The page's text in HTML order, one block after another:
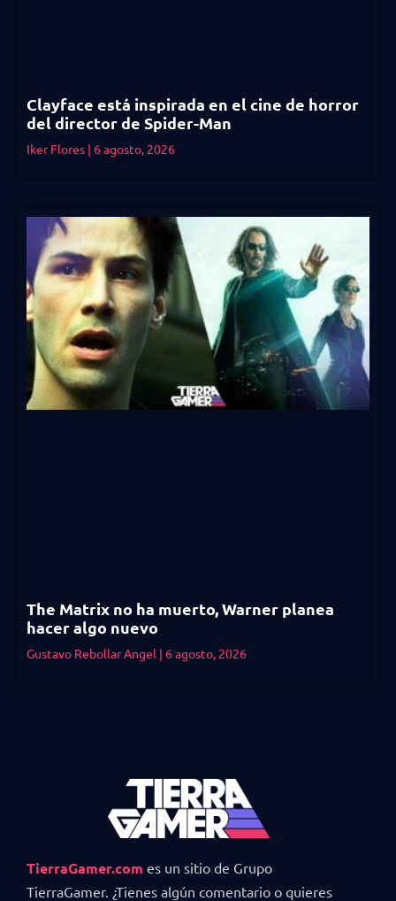
Clayface está inspirada en el cine de horror
del director de Spider-Man
Iker Flores 6 agosto, 2026
The Matrix no ha muerto, Warner planea
hacer algo nuevo
Gustavo Rebollar Angel 6 agosto, 2026
TierraGamer.com es un sitio de Grupo
TierraGamer. ¿Tienes algún comentario o quieres